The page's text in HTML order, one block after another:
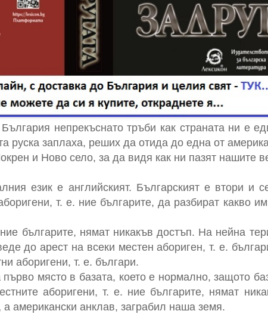
непрекъснато тръби как страната ни е
руска заплаха, реших да отида до една от
и Ново село, за да видя как ни пазят нашите
език е английският. Българският е втори и
т. е. ние българите, да разбират какво
българите, нямат никакъв достъп. На нейна
до арест на всеки местен абориген, т. е.
аборигени, т. е. българи.
място в базата, което е нормално, защото
аборигени, т. е. ние българите, нямат
американски анклав, заграбил наша земя.